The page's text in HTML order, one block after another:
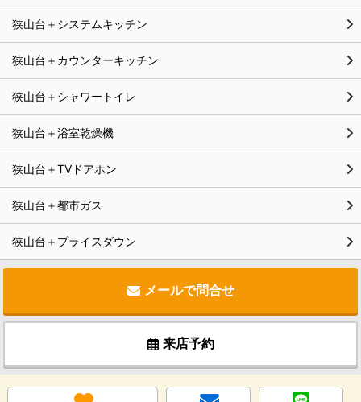
狭山台＋システムキッチン
狭山台＋カウンターキッチン
狭山台＋シャワートイレ
狭山台＋浴室乾燥機
狭山台＋TVドアホン
狭山台＋都市ガス
狭山台＋プライスダウン
メールで問合せ
来店予約